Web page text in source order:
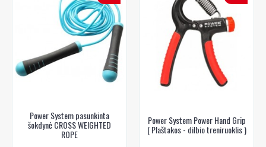
Power System pasunkinta
šokdynė CROSS WEIGHTED
ROPE
Power System Power Hand Grip
( Plaštakos - dilbio treniruoklis )